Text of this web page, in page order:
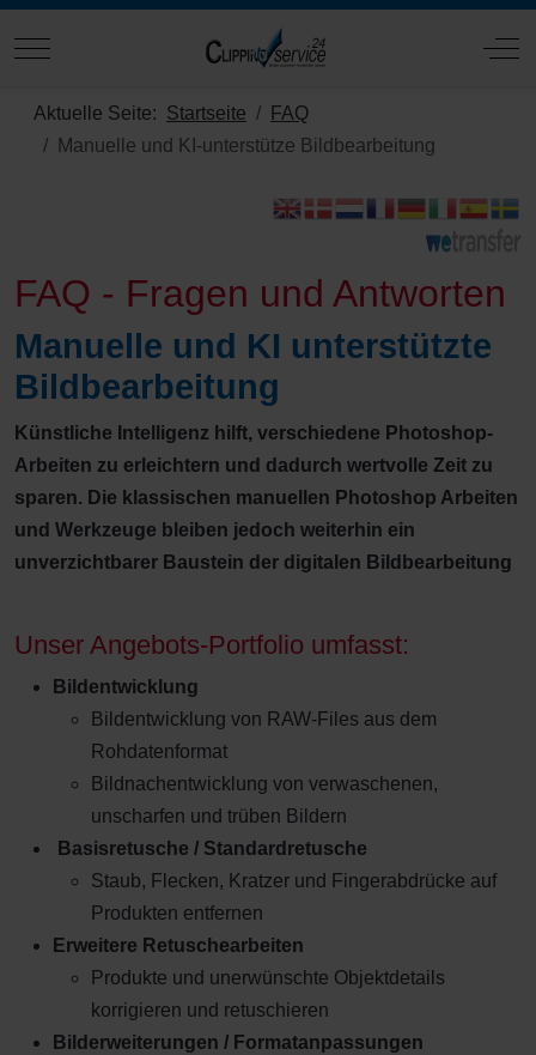
Mobile Menu Toggle Off-
Aktuelle Seite: Startseite
FAQ
Manuelle und KI-unterstütze Bildbearbeitung
FAQ - Fragen und Antworten
Manuelle und KI unterstützte
Bildbearbeitung
Künstliche Intelligenz hilft, verschiedene Photoshop-
Arbeiten zu erleichtern und dadurch wertvolle Zeit zu
sparen. Die klassischen manuellen Photoshop Arbeiten
und Werkzeuge bleiben jedoch weiterhin ein
unverzichtbarer Baustein der digitalen Bildbearbeitung
Unser Angebots-Portfolio umfasst:
Bildentwicklung
Bildentwicklung von RAW-Files aus dem
Rohdatenformat
Bildnachentwicklung von verwaschenen,
unscharfen und trüben Bildern
Basisretusche / Standardretusche
Staub, Flecken, Kratzer und Fingerabdrücke auf
Produkten entfernen
Erweitere Retuschearbeiten
Produkte und unerwünschte Objektdetails
korrigieren und retuschieren
Bilderweiterungen / Formatanpassungen